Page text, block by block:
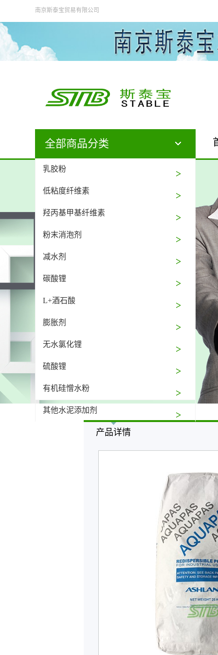
全部商品分类
乳胶粉
低粘度纤维素
羟丙基甲基纤维素
粉末消泡剂
减水剂
碳酸锂
L+酒石酸
膨胀剂
无水氯化锂
硫酸锂
有机硅憎水粉
其他水泥添加剂
南京斯泰宝贸易有限公司
产品详情